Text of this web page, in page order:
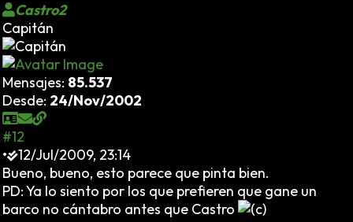
Castro2
Capitán
Mensajes: 85.537
Desde: 24/Nov/2002
#12
•
12/Jul/2009, 23:14
Bueno, bueno, esto parece que pinta bien.
PD: Ya lo siento por los que prefieren que gane un
barco no cántabro antes que Castro